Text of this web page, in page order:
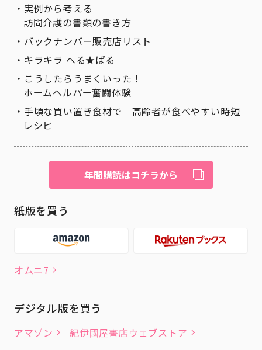
実例から考える
訪問介護の書類の書き方
バックナンバー販売店リスト
キラキラ へる★ぱる
こうしたらうまくいった！
ホームヘルパー奮闘体験
手頃な買い置き食材で 高齢者が食べやすい時短
レシピ
年間購読はコチラから
紙版を買う
オムニ7
デジタル版を買う
アマゾン
紀伊國屋書店ウェブストア